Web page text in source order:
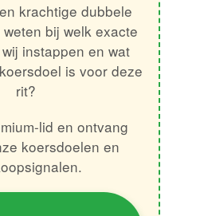
krachtige dubbele
bij welk exacte
instappen en wat
is voor deze
rit?
lid en ontvang
koersdoelen en